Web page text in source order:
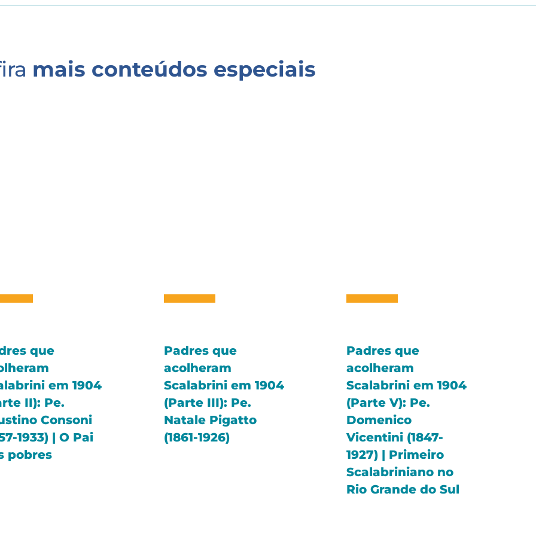
mais conteúdos especiais
que
em 1904
II): Pe.
Consoni
1933) | O Pai
pobres
Padres que
acolheram
Scalabrini em 1904
(Parte III): Pe.
Natale Pigatto
(1861-1926)
Padres que
acolheram
Scalabrini em 1904
(Parte V): Pe.
Domenico
Vicentini (1847-
1927) | Primeiro
Scalabriniano no
Rio Grande do Sul